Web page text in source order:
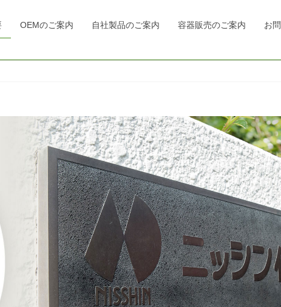
OEMのご案内 自社製品のご案内 容器販売のご案内 お